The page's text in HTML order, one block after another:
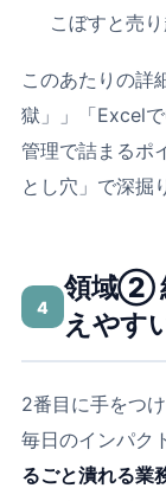
こぼすと売
このあたりの詳
獄」
」「Excel
管理で詰まるポ
とし穴 」で深掘
4
領域②
えやす
2番目に手をつ
毎日のインパク
るごと潰れる業